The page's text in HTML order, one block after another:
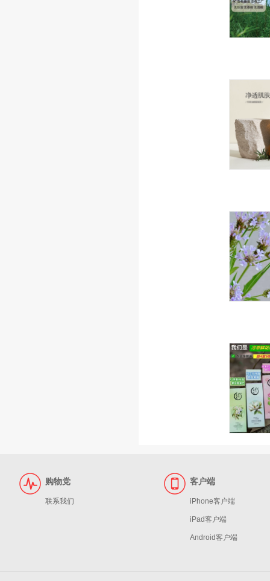
购物党
联系我们
客户端
iPhone客户端
iPad客户端
Android客户端